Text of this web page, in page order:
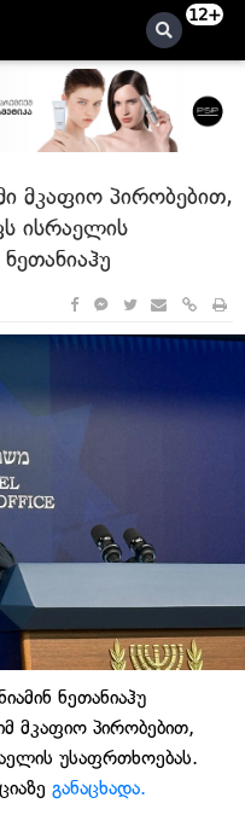
12+
მკაფიო პირობებით,
ისრაელის
ნეთანიაჰუ
მკაფიო პირობებით,
უსაფრთხოებას.
განაცხადა.